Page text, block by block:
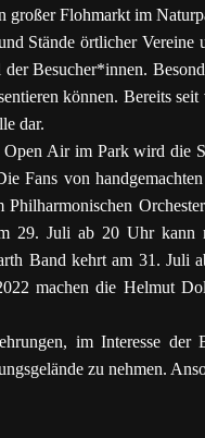
Flohmarkt im
Stände örtlicher
Besucher*innen.
können. Bereits
dar.
Open Air im Park wird die
Fans von
29. Juli ab 20 Uhr kann
Band kehrt am 31.
machen die Helmut
im Interesse
zu nehmen.